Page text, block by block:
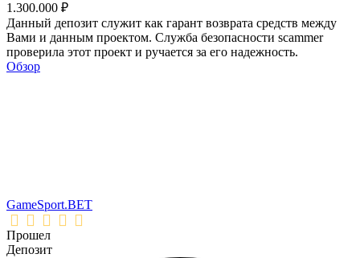
1.300.000 ₽
Данный депозит служит как гарант возврата средств между
Вами и данным проектом. Служба безопасности scammer
проверила этот проект и ручается за его надежность.
Обзор
GameSport.BET
Прошел
Депозит